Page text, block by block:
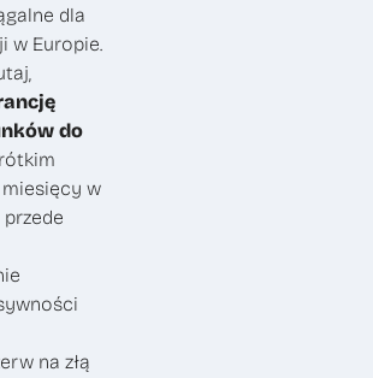
dla
w Europie.
do
miesięcy w
na złą